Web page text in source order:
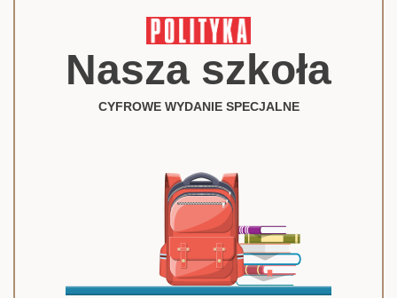
Nasza szkoła
CYFROWE WYDANIE SPECJALNE